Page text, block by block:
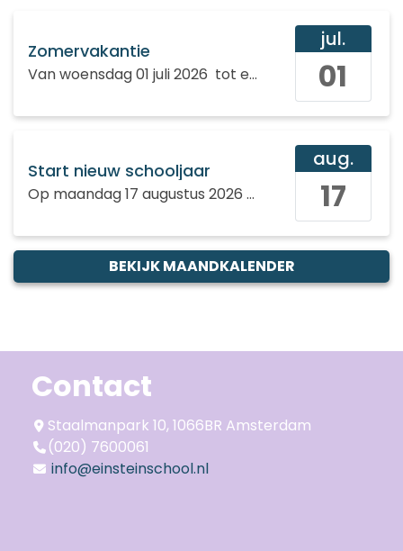
Zomervakantie
Vanwoensdag 01 juli 2026 tot en met zondag 09
jul.
01
Start nieuw schooljaar
Op maandag 17 augustus 2026
aug.
17
BEKIJK MAANDKALENDER
Contact
Staalmanpark 10, 1066BR Amsterdam
(020) 7600061
info@einsteinschool.nl